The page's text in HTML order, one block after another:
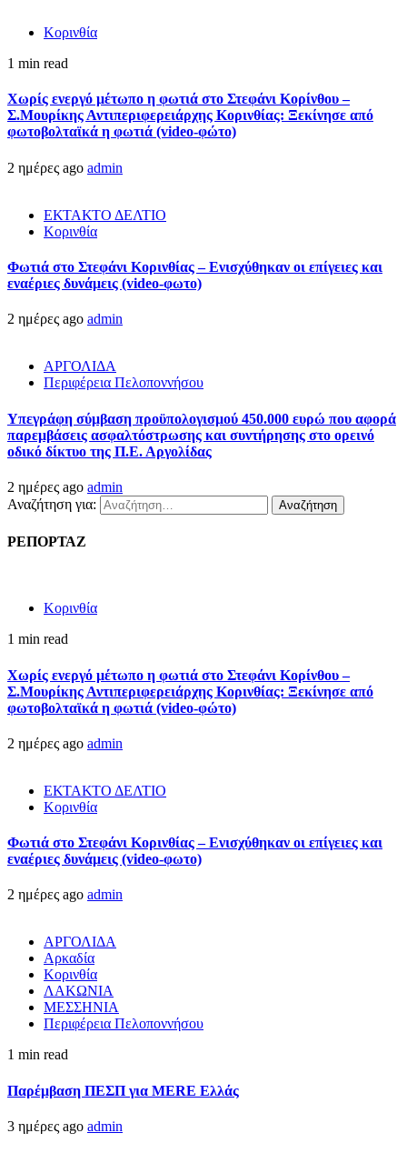
Κορινθία
1 min read
Χωρίς ενεργό μέτωπο η φωτιά στο Στεφάνι Κορίνθου –
Σ.Μουρίκης Αντιπεριφερειάρχης Κορινθίας: Ξεκίνησε από
φωτοβολταϊκά η φωτιά (video-φώτο)
2 ημέρες ago admin
ΕΚΤΑΚΤΟ ΔΕΛΤΙΟ
Κορινθία
Φωτιά στο Στεφάνι Κορινθίας – Ενισχύθηκαν οι επίγειες και
εναέριες δυνάμεις (video-φωτο)
2 ημέρες ago admin
ΑΡΓΟΛΙΔΑ
Περιφέρεια Πελοποννήσου
Υπεγράφη σύμβαση προϋπολογισμού 450.000 ευρώ που αφορά
παρεμβάσεις ασφαλτόστρωσης και συντήρησης στο ορεινό
οδικό δίκτυο της Π.Ε. Αργολίδας
2 ημέρες ago admin
Αναζήτηση για:
ΡΕΠΟΡΤΑΖ
Κορινθία
1 min read
Χωρίς ενεργό μέτωπο η φωτιά στο Στεφάνι Κορίνθου –
Σ.Μουρίκης Αντιπεριφερειάρχης Κορινθίας: Ξεκίνησε από
φωτοβολταϊκά η φωτιά (video-φώτο)
2 ημέρες ago admin
ΕΚΤΑΚΤΟ ΔΕΛΤΙΟ
Κορινθία
Φωτιά στο Στεφάνι Κορινθίας – Ενισχύθηκαν οι επίγειες και
εναέριες δυνάμεις (video-φωτο)
2 ημέρες ago admin
ΑΡΓΟΛΙΔΑ
Αρκαδία
Κορινθία
ΛΑΚΩΝΙΑ
ΜΕΣΣΗΝΙΑ
Περιφέρεια Πελοποννήσου
1 min read
Παρέμβαση ΠΕΣΠ για MERE Ελλάς
3 ημέρες ago admin